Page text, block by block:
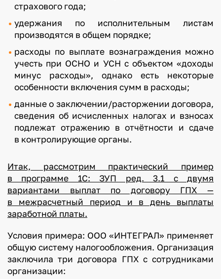
страхового года;
удержания по исполнительным листам
производятся в общем порядке;
расходы по выплате вознаграждения можно
учесть при ОСНО и УСН с объектом «доходы
минус расходы», однако есть некоторые
особенности включения сумм в расходы;
данные о заключении/расторжении договора,
сведения об исчисленных налогах и взносах
подлежат отражению в отчётности и сдаче
в контролирующие органы.
Итак, рассмотрим практический пример
в программе 1С: ЗУП ред. 3.1 с двумя
вариантами выплат по договору ГПХ —
в межрасчетный период и в день выплаты
заработной платы.
Условия примера: ООО «ИНТЕГРАЛ» применяет
общую систему налогообложения. Организация
заключила три договора ГПХ с сотрудниками
организации: